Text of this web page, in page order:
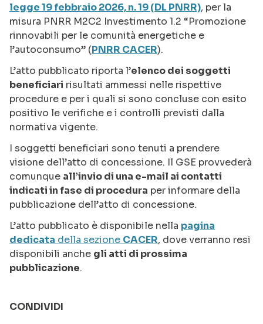
legge 19 febbraio 2026, n. 19 (DL PNRR), per la
misura PNRR M2C2 Investimento 1.2 “Promozione
rinnovabili per le comunità energetiche e
l’autoconsumo” (PNRR CACER).
L’atto pubblicato riporta l’elenco dei soggetti
beneficiari risultati ammessi nelle rispettive
procedure e per i quali si sono concluse con esito
positivo le verifiche e i controlli previsti dalla
normativa vigente.
I soggetti beneficiari sono tenuti a prendere
visione dell’atto di concessione. Il GSE provvederà
comunque all’invio di una e-mail ai contatti
indicati in fase di procedura per informare della
pubblicazione dell’atto di concessione.
L’atto pubblicato è disponibile nella pagina
dedicata della sezione CACER, dove verranno resi
disponibili anche gli atti di prossima
pubblicazione.
CONDIVIDI